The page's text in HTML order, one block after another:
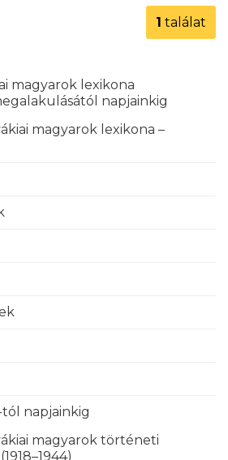
1 találat
magyarok lexikona
napjainkig
magyarok lexikona –
tól napjainkig
magyarok történeti